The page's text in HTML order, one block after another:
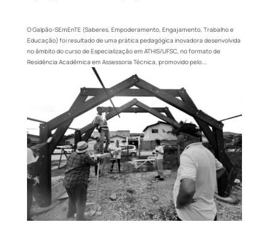
O Galpão-SEmEnTE (Saberes, Empoderamento, Engajamento, Trabalho e
Educação) foi resultado de uma prática pedagógica inovadora desenvolvida
no âmbito do curso de Especialização em ATHIS/UFSC, no formato de
Residência Acadêmica em Assessoria Técnica, promovido pelo...